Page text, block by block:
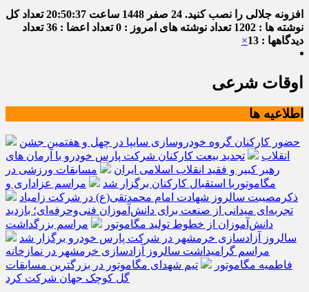
افزونه جلالی را نصب کنید. 24 صفر 1448 ساعت 20:50:38تعداد کل
نوشته ها : 1202
تعداد نوشته های امروز : 0 تعداد اعضا : 36
تعداد
دیدگاهها : 13
×
اوقات شرعی
اطلاعیه ها
حضور کارکنان گروه خودروسازی سایپا در چهل و هفتمین جشن
انقلاب
تجدید بیعت کارکنان شرکت پارس خودرو با آرمان های
رهبر کبیر و فقید انقلاب اسلامی ایران
مسابقات ورزشی در
مگاموتوربا استقبال کارکنان برگزار شد
مراسم عزاداری و
ذکرمصیبت سالروز شهادت امام محمدتقی(ع) در شرکت زامیاد
تجربه‌ای میدانی از صنعت برای دانش‌آموزان فنی‌وحرفه‌ای؛ بازدید
دانش‌آموزان از خطوط تولید مگاموتور
مراسم بزرگداشت
سالروز آزادسازی خرمشهر در شرکت پارس خودرو برگزار شد
مراسم گرامیداشت سالروز آزادسازی خرمشهر در نمازخانه
فاطمیه مگاموتور
تیم شهدای مگاموتور در بزرگترین مسابقات
گل کوچک جهان شرکت کرد